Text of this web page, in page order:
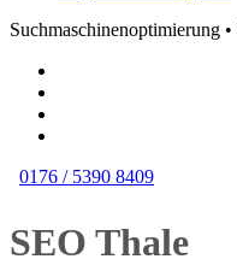
Suchmaschinenoptimierung
0176 / 5390 8409
SEO Thale